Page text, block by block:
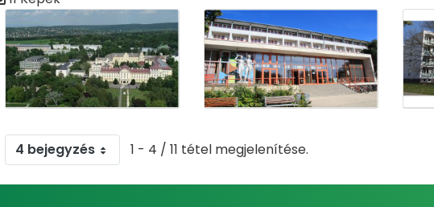
Médiatár
4 bejegyzés 1 - 4 / 11 tétel megjelenítése.